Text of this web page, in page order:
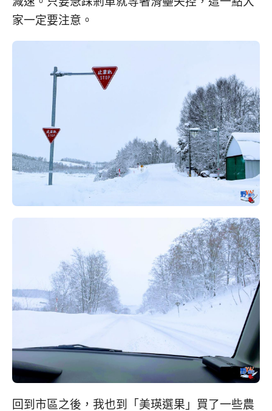
家一定要注意。
回到市區之後，我也到「美瑛選果」買了一些農